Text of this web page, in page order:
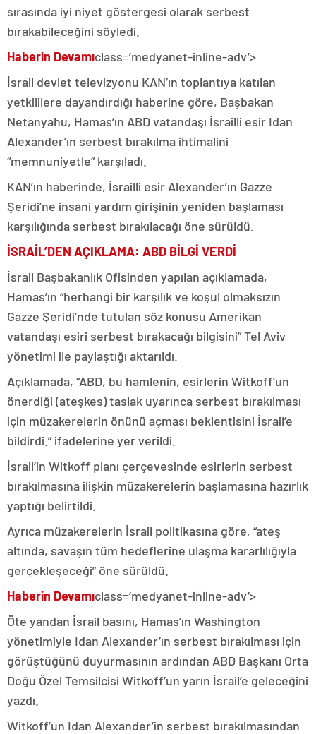
sırasında iyi niyet göstergesi olarak serbest
bırakabileceğini söyledi.
Haberin Devamıclass=’medyanet-inline-adv’>
İsrail devlet televizyonu KAN’ın toplantıya katılan
yetkililere dayandırdığı haberine göre, Başbakan
Netanyahu, Hamas’ın ABD vatandaşı İsrailli esir Idan
Alexander’ın serbest bırakılma ihtimalini
“memnuniyetle” karşıladı.
KAN’ın haberinde, İsrailli esir Alexander’ın Gazze
Şeridi’ne insani yardım girişinin yeniden başlaması
karşılığında serbest bırakılacağı öne sürüldü.
İSRAİL’DEN AÇIKLAMA: ABD BİLGİ VERDİ
İsrail Başbakanlık Ofisinden yapılan açıklamada,
Hamas’ın “herhangi bir karşılık ve koşul olmaksızın
Gazze Şeridi’nde tutulan söz konusu Amerikan
vatandaşı esiri serbest bırakacağı bilgisini” Tel Aviv
yönetimi ile paylaştığı aktarıldı.
Açıklamada, “ABD, bu hamlenin, esirlerin Witkoff’un
önerdiği (ateşkes) taslak uyarınca serbest bırakılması
için müzakerelerin önünü açması beklentisini İsrail’e
bildirdi.” ifadelerine yer verildi.
İsrail’in Witkoff planı çerçevesinde esirlerin serbest
bırakılmasına ilişkin müzakerelerin başlamasına hazırlık
yaptığı belirtildi.
Ayrıca müzakerelerin İsrail politikasına göre, “ateş
altında, savaşın tüm hedeflerine ulaşma kararlılığıyla
gerçekleşeceği” öne sürüldü.
Haberin Devamıclass=’medyanet-inline-adv’>
Öte yandan İsrail basını, Hamas’ın Washington
yönetimiyle Idan Alexander’ın serbest bırakılması için
görüştüğünü duyurmasının ardından ABD Başkanı Orta
Doğu Özel Temsilcisi Witkoff’un yarın İsrail’e geleceğini
yazdı.
Witkoff’un Idan Alexander’in serbest bırakılmasından